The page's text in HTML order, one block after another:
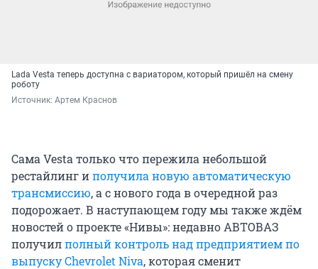
Lada Vesta теперь доступна с вариатором, который пришёл на смену
роботу
Источник: Артем Краснов
Сама Vesta только что пережила небольшой
рестайлинг иполучила новую автоматическую
трансмиссию, а с нового года в очередной раз
подорожает. В наступающем году мы также ждём
новостей о проекте «Нивы»: недавно АВТОВАЗ
получилполный контроль над предприятием по
выпуску Chevrolet Niva, которая сменит